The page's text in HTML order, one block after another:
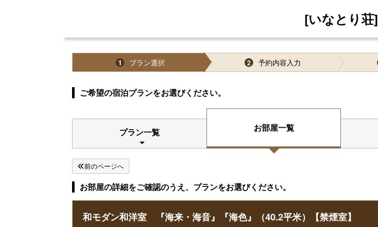
[いなとり荘]
1 プラン選択 2 予約内容入力
ご希望の宿泊プランをお選びください。
プラン一覧 お部屋一覧
前のページへ
お部屋の詳細をご確認のうえ、プランをお選びください。
和モダン和洋室 『海来・海音』『海色』（40.2平米）【禁煙室】